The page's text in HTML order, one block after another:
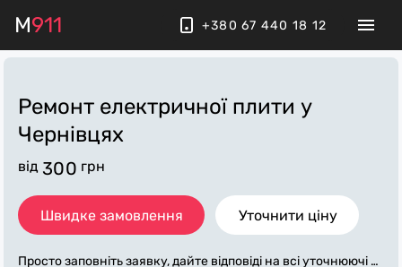
M911 +380 67 440 18 12
Ремонт електричної плити у
Чернівцях
від 300 грн
Швидке замовлення Уточнити ціну
Просто заповніть заявку, дайте відповіді на всі уточнюючі за